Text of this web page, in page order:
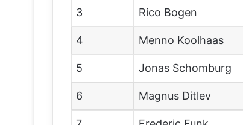
3 Rico Bogen
4 Menno Koolhaas
5 Jonas Schomburg
6 Magnus Ditlev